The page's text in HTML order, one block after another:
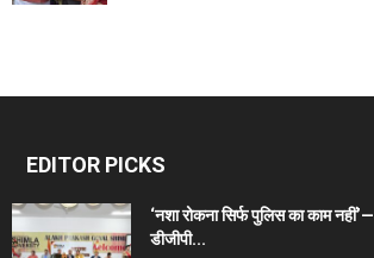
EDITOR PICKS
‘नशा रोकना सिर्फ पुलिस का काम
डीजीपी...